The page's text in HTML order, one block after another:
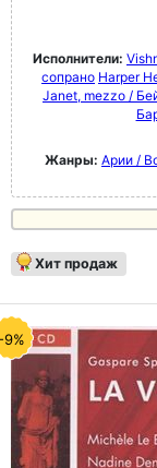
Исполнители:
сопрано Harper
Janet, mezzo /
Жанры: Арии /
Хит продаж
9%